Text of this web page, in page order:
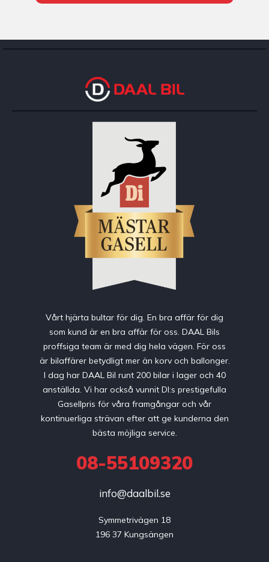
Vårt hjärta bultar för dig. En bra affär för dig
som kund är en bra affär för oss. DAAL Bils
proffsiga team är med dig hela vägen. För oss
är bilaffärer betydligt mer än korv och ballonger.
I dag har DAAL Bil runt 200 bilar i lager och 40
anställda. Vi har också vunnit DI:s prestigefulla
Gasellpris för våra framgångar och vår
kontinuerliga strävan efter att ge kunderna den
bästa möjliga service.
08-55109320
info@daalbil.se
Symmetrivägen 18
196 37 Kungsängen